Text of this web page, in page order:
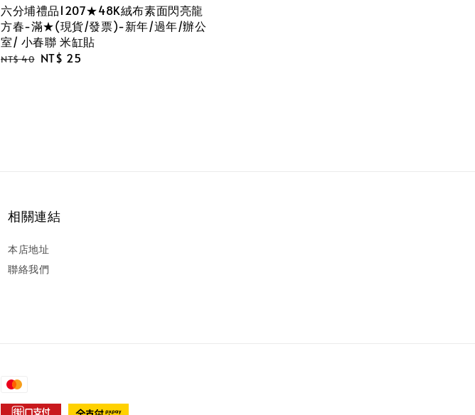
六分埔禮品1207★48K絨布素面閃亮龍
方春-滿★(現貨/發票)-新年/過年/辦公
室/ 小春聯 米缸貼
Regular
NT$ 40 Sale
NT$ 25
相關連結
本店地址
聯絡我們